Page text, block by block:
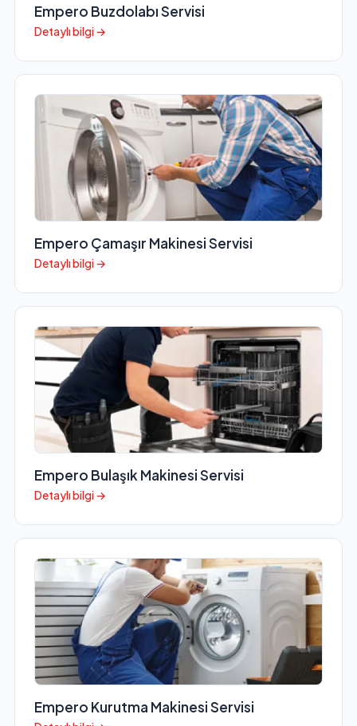
Empero Buzdolabı Servisi
Detaylı bilgi →
Empero Çamaşır Makinesi Servisi
Detaylı bilgi →
Empero Bulaşık Makinesi Servisi
Detaylı bilgi →
Empero Kurutma Makinesi Servisi